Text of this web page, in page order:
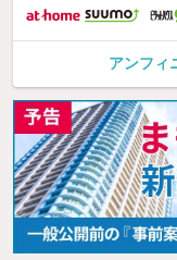
アンフィ